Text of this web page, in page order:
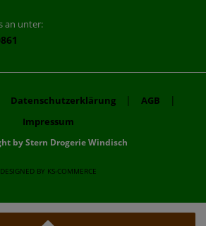
an unter:
Datenschutzerklärung | AGB |
Impressum
by Stern Drogerie Windisch
DESIGNED BY KS-COMMERCE